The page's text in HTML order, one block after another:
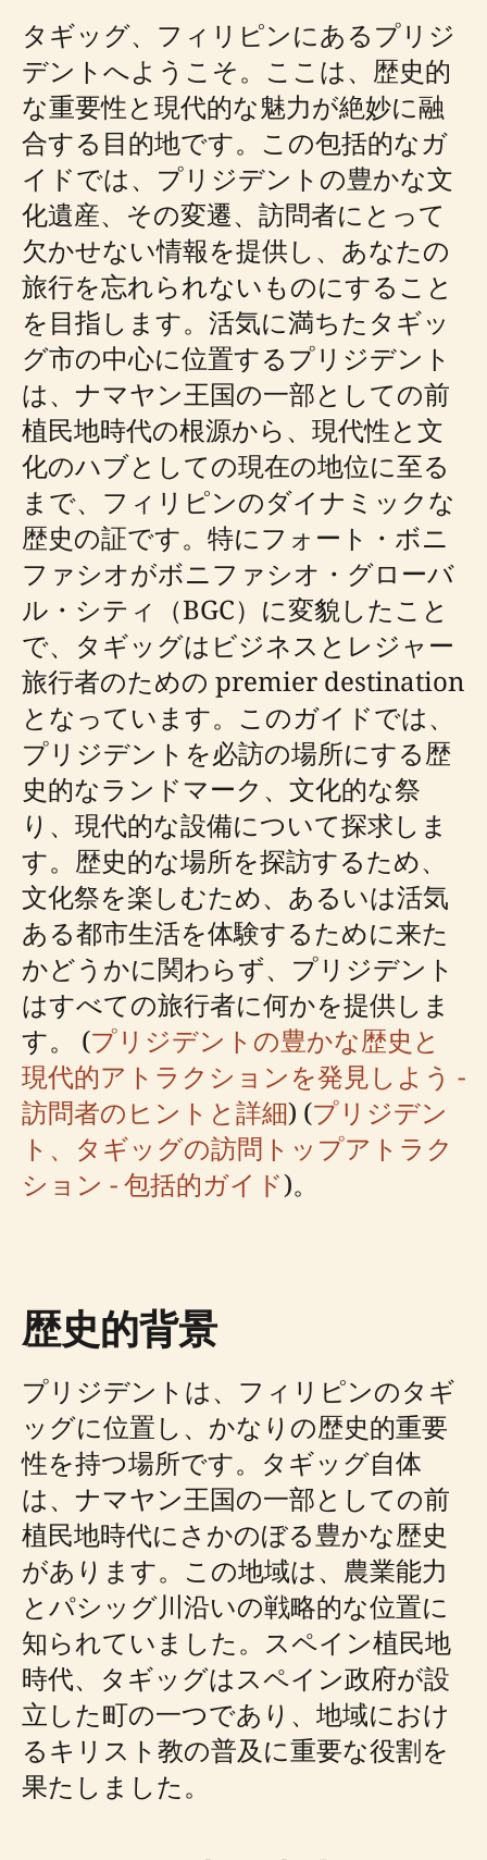
タギッグ、フィリピンにあるプリジ
デントへようこそ。ここは、歴史的
な重要性と現代的な魅力が絶妙に融
合する目的地です。この包括的なガ
イドでは、プリジデントの豊かな文
化遺産、その変遷、訪問者にとって
欠かせない情報を提供し、あなたの
旅行を忘れられないものにすること
を目指します。活気に満ちたタギッ
グ市の中心に位置するプリジデント
は、ナマヤン王国の一部としての前
植民地時代の根源から、現代性と文
化のハブとしての現在の地位に至る
まで、フィリピンのダイナミックな
歴史の証です。特にフォート・ボニ
ファシオがボニファシオ・グローバ
ル・シティ（BGC）に変貌したこと
で、タギッグはビジネスとレジャー
旅行者のための premier destination
となっています。このガイドでは、
プリジデントを必訪の場所にする歴
史的なランドマーク、文化的な祭
り、現代的な設備について探求しま
す。歴史的な場所を探訪するため、
文化祭を楽しむため、あるいは活気
ある都市生活を体験するために来た
かどうかに関わらず、プリジデント
はすべての旅行者に何かを提供しま
す。 (プリジデントの豊かな歴史と
現代的アトラクションを発見しよう -
訪問者のヒントと詳細) (プリジデン
ト、タギッグの訪問トップアトラク
ション - 包括的ガイド)。
歴史的背景
プリジデントは、フィリピンのタギ
ッグに位置し、かなりの歴史的重要
性を持つ場所です。タギッグ自体
は、ナマヤン王国の一部としての前
植民地時代にさかのぼる豊かな歴史
があります。この地域は、農業能力
とパシッグ川沿いの戦略的な位置に
知られていました。スペイン植民地
時代、タギッグはスペイン政府が設
立した町の一つであり、地域におけ
るキリスト教の普及に重要な役割を
果たしました。